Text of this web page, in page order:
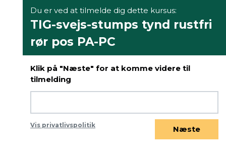
Du er ved at tilmelde dig dette kursus:
TIG-svejs-stumps tynd rustfri
rør pos PA-PC
Klik på "Næste" for at komme videre til
tilmelding
Vis privatlivspolitik